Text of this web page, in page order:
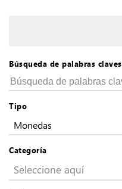
Búsqueda de palabras claves
Tipo
Monedas
Categoría
Seleccione aquí